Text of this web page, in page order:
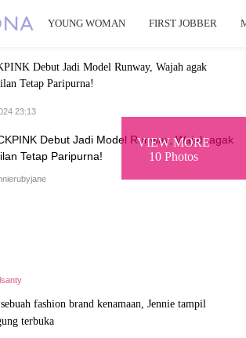
YOUNG WOMAN FIRST JOBBER
Debut Jadi Model Runway, Wajah agak
Tetap Paripurna!
23:13
VIEW MORE
10 Photos
fashion brand kenamaan, Jennie tampil
terbuka